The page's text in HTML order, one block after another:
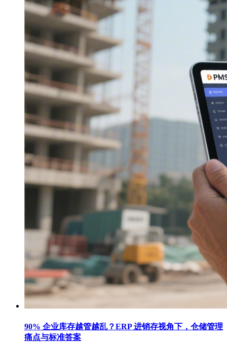
90% 企业库存越管越乱？ERP 进销存视角下，仓储管理
痛点与标准答案